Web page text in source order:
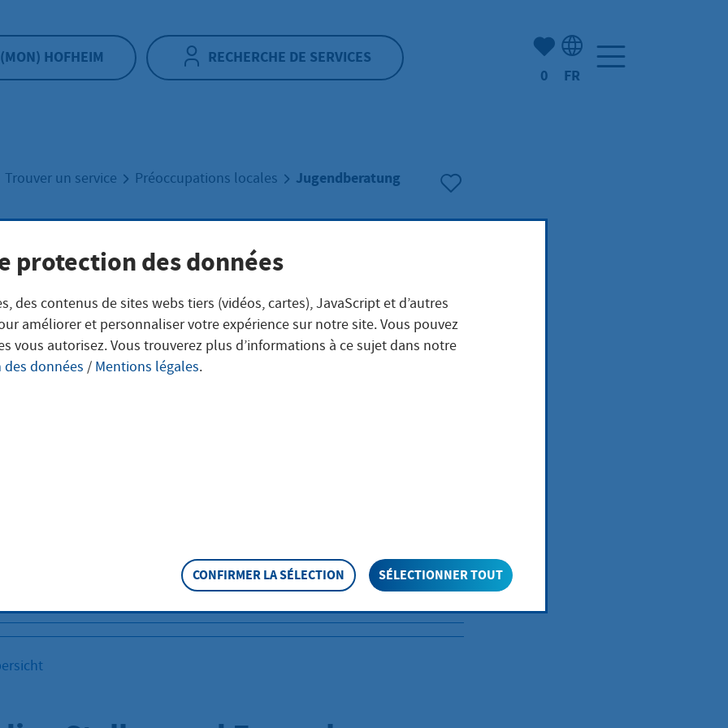
(MON) HOFHEIM RECHERCHE DE SERVICES
Nombre d'éléments mis en
0 FR
Trouver un service Préoccupations locales Jugendberatung
wahrgenommen werden.
versteht sich die Jugendberatung heute stärker im Kontext mobiler
Jugend- und Freizeitarbeit.
erhalten Sie auch unter der Leistungsbeschreibung "Erziehungs-,
,Familien und Lebensberatung
protection des données
des contenus de sites webs tiers (vidéos, cartes), JavaScript et d’autres
améliorer et personnaliser votre expérience sur notre site. Vous pouvez
vous autorisez. Vous trouverez plus d’informations à ce sujet dans notre
données / Mentions légales.
CONFIRMER LA SÉLECTION SÉLECTIONNER TOUT